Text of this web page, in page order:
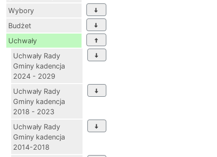
Wybory
Budżet
Uchwały
Uchwały Rady
Gminy kadencja
2024 - 2029
Uchwały Rady
Gminy kadencja
2018 - 2023
Uchwały Rady
Gminy kadencja
2014-2018